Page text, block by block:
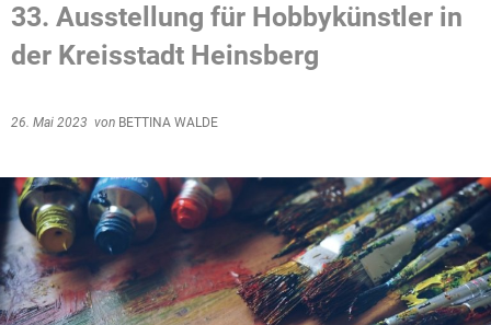
33. Ausstellung für Hobbykünstler in
der Kreisstadt Heinsberg
26. Mai 2023 von BETTINA WALDE